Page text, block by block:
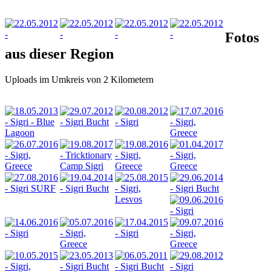
Fotos
aus dieser Region
Uploads im Umkreis von 2 Kilometern